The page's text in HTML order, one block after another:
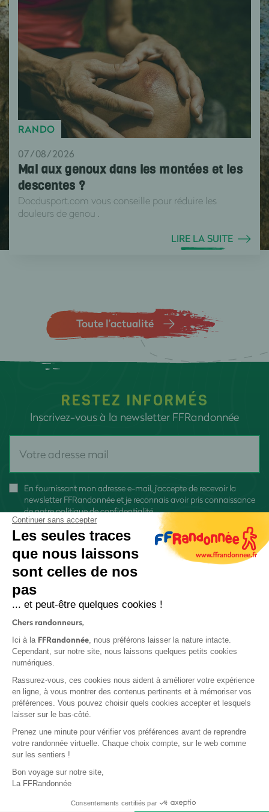
RANDO
07/08/2026
Mal aux genoux dans les montées et les
descentes ?
Docdusport.com vous conseille pour réduire les
douleurs de genou .
LIRE LA SUITE
Toute l’actualité
RESTEZ INFORMÉS
Inscrivez-vous à la newsletter FFRandonnée
En fournissant mon adresse e-mail, j'accepte de recevoir la
newsletter FFRandonnée et je reconnais avoir pris connaissance
denotre politique de confidentialité
Protection des données
Politique de confidentialité
Base documentaire
Continuer sans accepter
Les seules traces
que nous laissons
sont celles de nos
pas
... et peut-être quelques cookies !
Chers randonneurs,
Ici à la FFRandonnée, nous préférons laisser la nature intacte.
Cependant, sur notre site, nous laissons quelques petits cookies
numériques.
Rassurez-vous, ces cookies nous aident à améliorer votre expérience
en ligne, à vous montrer des contenus pertinents et à mémoriser vos
préférences. Vous pouvez choisir quels cookies accepter et lesquels
laisser sur le bas-côté.
Prenez une minute pour vérifier vos préférences avant de reprendre
votre randonnée virtuelle. Chaque choix compte, sur le web comme
sur les sentiers !
Bon voyage sur notre site,
La FFRandonnée
Consentements certifiés par